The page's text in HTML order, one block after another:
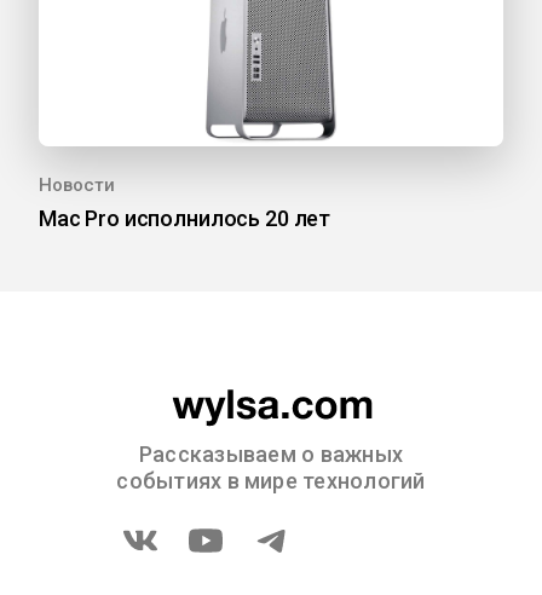
Новости
Mac Pro исполнилось 20 лет
Рассказываем о важных
событиях в мире технологий